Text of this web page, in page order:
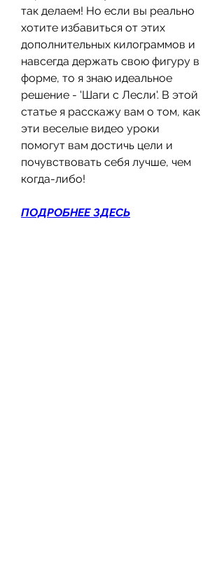
так делаем! Но если вы реально
хотите избавиться от этих
дополнительных килограммов и
навсегда держать свою фигуру в
форме, то я знаю идеальное
решение - 'Шаги с Лесли'. В этой
статье я расскажу вам о том, как
эти веселые видео уроки
помогут вам достичь цели и
почувствовать себя лучше, чем
когда-либо!
ПОДРОБНЕЕ ЗДЕСЬ